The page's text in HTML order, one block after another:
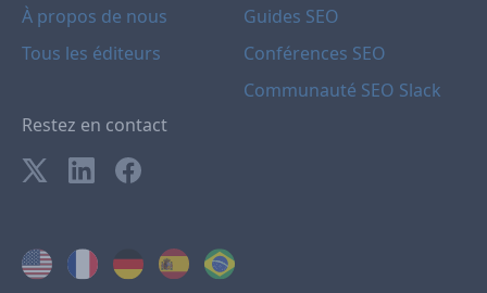
À propos de nous
Tous les éditeurs
Guides SEO
Conférences SEO
Communauté SEO Slack
Restez en contact